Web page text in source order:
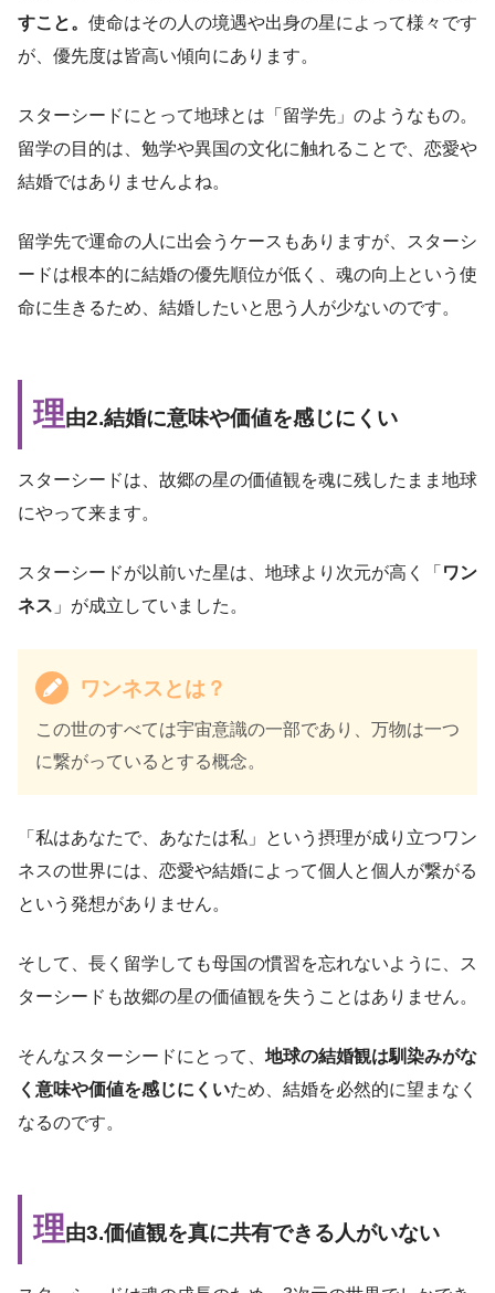
すこと。 使命はその人の境遇や出身の星によって様々です
が、優先度は皆高い傾向にあります。
スターシードにとって地球とは「留学先」のようなもの。
留学の目的は、勉学や異国の文化に触れることで、恋愛や
結婚ではありませんよね。
留学先で運命の人に出会うケースもありますが、スターシ
ードは根本的に結婚の優先順位が低く、魂の向上という使
命に生きるため、結婚したいと思う人が少ないのです。
理由2.結婚に意味や価値を感じにくい
スターシードは、故郷の星の価値観を魂に残したまま地球
にやって来ます。
スターシードが以前いた星は、地球より次元が高く「 ワン
ネス 」が成立していました。
ワンネスとは？
この世のすべては宇宙意識の一部であり、万物は一つ
に繋がっているとする概念。
「私はあなたで、あなたは私」という摂理が成り立つワン
ネスの世界には、恋愛や結婚によって個人と個人が繋がる
という発想がありません。
そして、長く留学しても母国の慣習を忘れないように、ス
ターシードも故郷の星の価値観を失うことはありません。
そんなスターシードにとって、 地球の結婚観は馴染みがな
く意味や価値を感じにくいため、結婚を必然的に望まなく
なるのです。
理由3.価値観を真に共有できる人がいない